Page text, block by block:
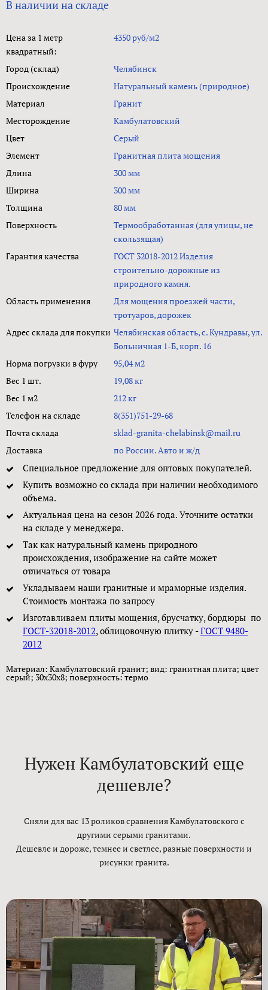
В наличии на складе
Цена за 1 метр
квадратный:
4350 руб/м2
Город (склад)
Челябинск
Происхождение
Натуральный камень (природное)
Материал
Гранит
Месторождение
Камбулатовский
Цвет
Серый
Элемент
Гранитная плита мощения
Длина
300 мм
Ширина
300 мм
Толщина
80 мм
Поверхность
Термообработанная (для улицы, не
скользящая)
Гарантия качества
ГОСТ 32018-2012 Изделия
строительно-дорожные из
природного камня.
Область применения
Для мощения проезжей части,
тротуаров, дорожек
Адрес склада для покупки Челябинская область, с. Кундравы, ул.
Больничная 1-Б, корп. 16
Норма погрузки в фуру
95,04 м2
Вес 1 шт.
19,08 кг
Вес 1 м2
212 кг
Телефон на складе
8(351)751-29-68
Почта склада
sklad-granita-chelabinsk@mail.ru
Доставка
по России. Авто и ж/д
Специальное предложение для оптовых покупателей.
Купить возможно со склада при наличии необходимого
объема.
Актуальная цена на сезон 2026 года. Уточните остатки
на складе у менеджера.
Так как натуральный камень природного
происхождения, изображение на сайте может
отличаться от товара
Укладываем наши гранитные и мраморные изделия.
Стоимость монтажа по запросу
Изготавливаем плиты мощения, брусчатку, бордюры по
ГОСТ-32018-2012, облицовочную плитку -ГОСТ 9480-
2012
Материал: Камбулатовский гранит; вид: гранитная плита; цвет
серый; 30x30x8; поверxность: термо
Нужен Камбулатовский еще
дешевле?
Сняли для вас 13 роликов сравнения Камбулатовского с
другими серыми гранитами.
Дешевле и дороже, темнее и светлее, разные поверхности и
рисунки гранита.